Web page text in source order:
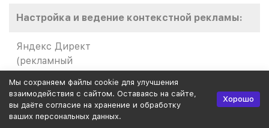
Настройка и ведение контекстной рекламы:
Яндекс Директ
(рекламный
оплачивается
отдельно)
Мы сохраняем файлы cookie для улучшения
взаимодействия с сайтом. Оставаясь на сайте,
вы даёте согласие на хранение и обработку
ваших персональных данных.
Хорошо